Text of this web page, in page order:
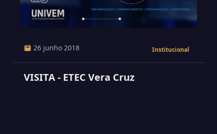
26 junho 2018 Institucional
VISITA - ETEC Vera Cruz